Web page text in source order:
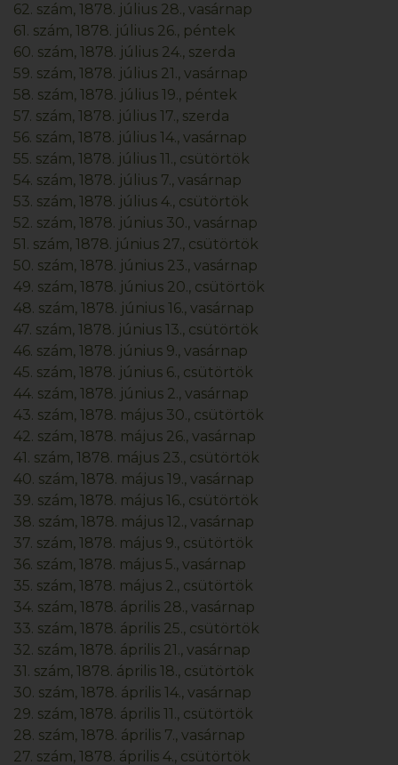
62. szám, 1878. július 28., vasárnap
61. szám, 1878. július 26., péntek
60. szám, 1878. július 24., szerda
59. szám, 1878. július 21., vasárnap
58. szám, 1878. július 19., péntek
57. szám, 1878. július 17., szerda
56. szám, 1878. július 14., vasárnap
55. szám, 1878. július 11., csütörtök
54. szám, 1878. július 7., vasárnap
53. szám, 1878. július 4., csütörtök
52. szám, 1878. június 30., vasárnap
51. szám, 1878. június 27., csütörtök
50. szám, 1878. június 23., vasárnap
49. szám, 1878. június 20., csütörtök
48. szám, 1878. június 16., vasárnap
47. szám, 1878. június 13., csütörtök
46. szám, 1878. június 9., vasárnap
45. szám, 1878. június 6., csütörtök
44. szám, 1878. június 2., vasárnap
43. szám, 1878. május 30., csütörtök
42. szám, 1878. május 26., vasárnap
41. szám, 1878. május 23., csütörtök
40. szám, 1878. május 19., vasárnap
39. szám, 1878. május 16., csütörtök
38. szám, 1878. május 12., vasárnap
37. szám, 1878. május 9., csütörtök
36. szám, 1878. május 5., vasárnap
35. szám, 1878. május 2., csütörtök
34. szám, 1878. április 28., vasárnap
33. szám, 1878. április 25., csütörtök
32. szám, 1878. április 21., vasárnap
31. szám, 1878. április 18., csütörtök
30. szám, 1878. április 14., vasárnap
29. szám, 1878. április 11., csütörtök
28. szám, 1878. április 7., vasárnap
27. szám, 1878. április 4., csütörtök